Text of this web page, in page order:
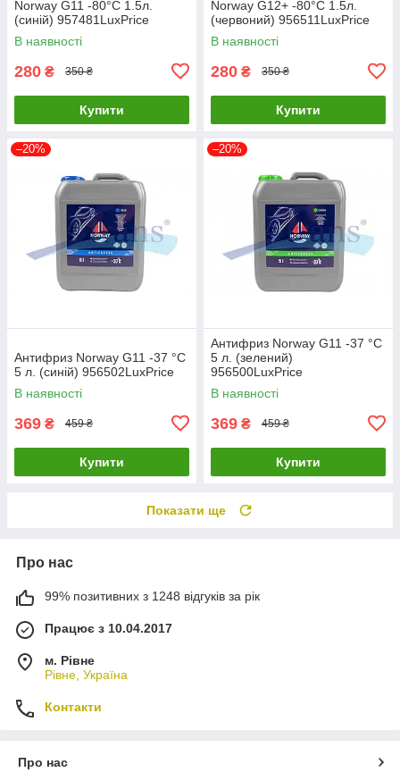
Norway G11 -80°C 1.5л.
(синій) 957481LuxPrice
В наявності
280 ₴ 350 ₴
Купити
Norway G12+ -80°C 1.5л.
(червоний) 956511LuxPrice
В наявності
280 ₴ 350 ₴
Купити
–20%
Антифриз Norway G11 -37 °C
5 л. (cиній) 956502LuxPrice
В наявності
369 ₴ 459 ₴
Купити
–20%
Антифриз Norway G11 -37 °C
5 л. (зелений)
956500LuxPrice
В наявності
369 ₴ 459 ₴
Купити
Показати ще
Про нас
99% позитивних з 1248 відгуків за рік
Працює з 10.04.2017
м. Рівне
Рівне, Україна
Контакти
Про нас